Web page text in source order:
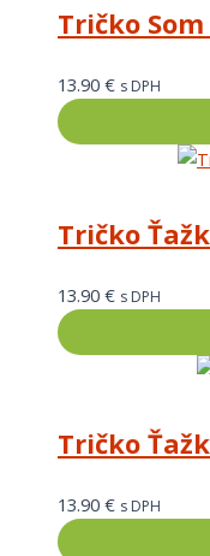
Tričko
13.90 € s DPH
Tričko
13.90 € s DPH
Tričko
13.90 € s DPH